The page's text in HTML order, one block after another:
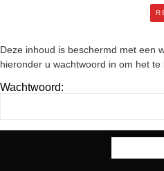
Deze inhoud is beschermd met een
hieronder u wachtwoord in om het te
Wachtwoord: